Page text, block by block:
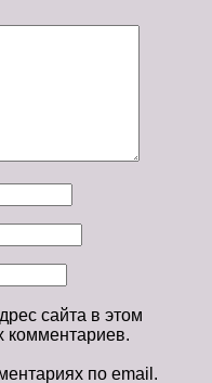
сайта в этом
комментариев.
по email.